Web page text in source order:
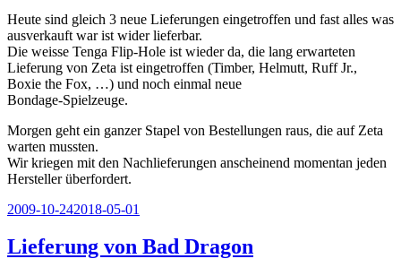
Heute sind gleich 3 neue Lieferungen eingetroffen und fast alles was
ausverkauft war ist wider lieferbar.
Die weisse Tenga Flip-Hole ist wieder da, die lang erwarteten
Lieferung von Zeta ist eingetroffen (Timber, Helmutt, Ruff Jr.,
Boxie the Fox, …) und noch einmal neue
Bondage-Spielzeuge.
Morgen geht ein ganzer Stapel von Bestellungen raus, die auf Zeta
warten mussten.
Wir kriegen mit den Nachlieferungen anscheinend momentan jeden
Hersteller überfordert.
Veröffentlicht
2009-10-242018-05-01
Lieferung von Bad Dragon